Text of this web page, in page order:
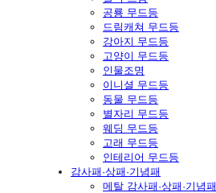
공룡 무드등
드림캐쳐 무드등
강아지 무드등
고양이 무드등
인물조명
이니셜 무드등
동물 무드등
별자리 무드등
웨딩 무드등
고래 무드등
인테리어 무드등
감사패·상패·기념패
메탈 감사패·상패·기념패